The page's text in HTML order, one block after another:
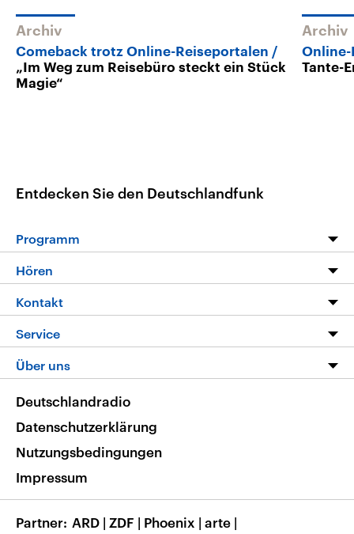
Archiv
Comeback trotz Online-Reiseportalen
„Im Weg zum Reisebüro steckt ein Stück
Magie“
Archiv
Online-
Tante-
Entdecken Sie den Deutschlandfunk
Programm
Programm
Die Nachrichten
Nachrichtenleicht
Neue Beiträge auf dlf.de
Hören
Livestream
Podcasts
Deutschlandfunk App
Nachrichten App
Frequenzen
Kontakt
Hörerservice
Service
FAQ
Veranstaltungen
Musikliste
RSS
Über uns
Barrierefreiheit
Deutschlandradio
Datenschutzerklärung
Nutzungsbedingungen
Impressum
Partner ARD | ZDF | Phoenix | arte |